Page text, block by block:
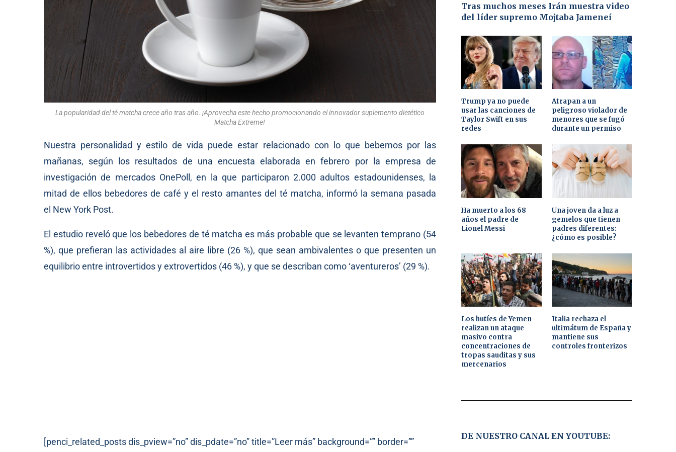
La popularidad del té matcha crece año tras año. ¡Aprovecha este hecho promocionando el innovador suplemento dietético
Matcha Extreme!
Nuestra personalidad y estilo de vida puede estar relacionado con lo que bebemos por las
mañanas, según los resultados de una encuesta elaborada en febrero por la empresa de
investigación de mercados OnePoll, en la que participaron 2.000 adultos estadounidenses, la
mitad de ellos bebedores de café y el resto amantes del té matcha, informó la semana pasada
el New York Post.
El estudio reveló que los bebedores de té matcha es más probable que se levanten temprano (54
%), que prefieran las actividades al aire libre (26 %), que sean ambivalentes o que presenten un
equilibrio entre introvertidos y extrovertidos (46 %), y que se describan como ‘aventureros’ (29 %).
[penci_related_posts dis_pview=”no” dis_pdate=”no” title=”Leer más” background=”” border=””
Tras muchos meses Irán muestra video
del líder supremo Mojtaba Jameneí
Trump ya no puede
usar las canciones de
Taylor Swift en sus
redes
Atrapan a un
peligroso violador de
menores que se fugó
durante un permiso
Ha muerto a los 68
años el padre de
Lionel Messi
Una joven da a luz a
gemelos que tienen
padres diferentes:
¿cómo es posible?
Los hutíes de Yemen
realizan un ataque
masivo contra
concentraciones de
tropas sauditas y sus
mercenarios
Italia rechaza el
ultimátum de España y
mantiene sus
controles fronterizos
DE NUESTRO CANAL EN YOUTUBE: